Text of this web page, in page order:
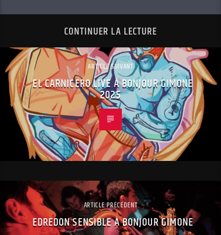
CONTINUER LA LECTURE
ARTICLE SUIVANT
EL CARNICERO LIVE À BONJOUR GIMONE
2025
ARTICLE PRÉCÉDENT
EDREDON SENSIBLE À BONJOUR GIMONE